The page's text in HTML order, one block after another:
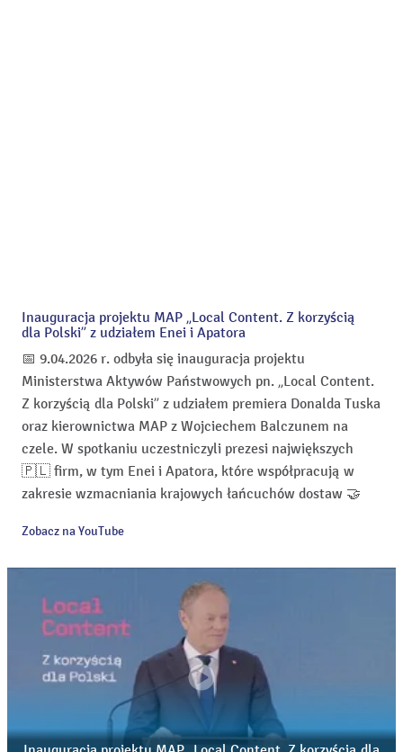
Inauguracja projektu MAP „Local Content. Z korzyścią
dla Polski” z udziałem Enei i Apatora
📅 9.04.2026 r. odbyła się inauguracja projektu
Ministerstwa Aktywów Państwowych pn. „Local Content.
Z korzyścią dla Polski” z udziałem premiera Donalda Tuska
oraz kierownictwa MAP z Wojciechem Balczunem na
czele. W spotkaniu uczestniczyli prezesi największych
🇵🇱 firm, w tym Enei i Apatora, które współpracują w
zakresie wzmacniania krajowych łańcuchów dostaw 🤝
Zobacz na YouTube